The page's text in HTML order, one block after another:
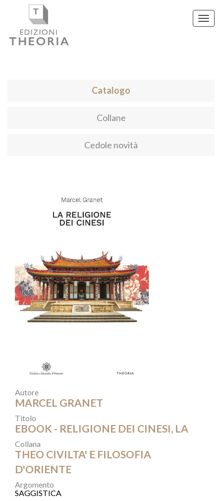
Catalogo
Collane
Cedole novità
Autore
MARCEL GRANET
Titolo
EBOOK - RELIGIONE DEI CINESI, LA
Collana
THEO CIVILTA' E FILOSOFIA
D'ORIENTE
Argomento
SAGGISTICA